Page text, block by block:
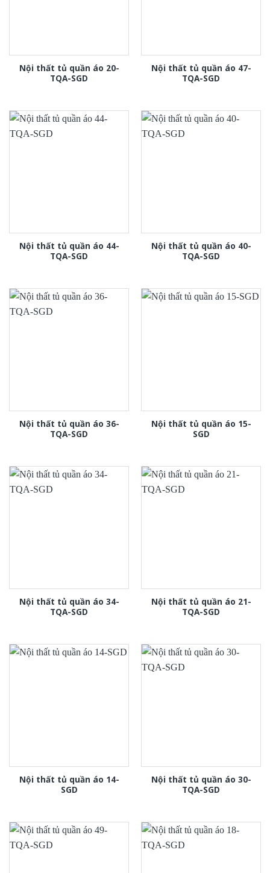
Nội thất tủ quần áo 20-
TQA-SGD
Nội thất tủ quần áo 47-
TQA-SGD
Nội thất tủ quần áo 44-
TQA-SGD
Nội thất tủ quần áo 40-
TQA-SGD
Nội thất tủ quần áo 36-
TQA-SGD
Nội thất tủ quần áo 15-
SGD
Nội thất tủ quần áo 34-
TQA-SGD
Nội thất tủ quần áo 21-
TQA-SGD
Nội thất tủ quần áo 14-
SGD
Nội thất tủ quần áo 30-
TQA-SGD